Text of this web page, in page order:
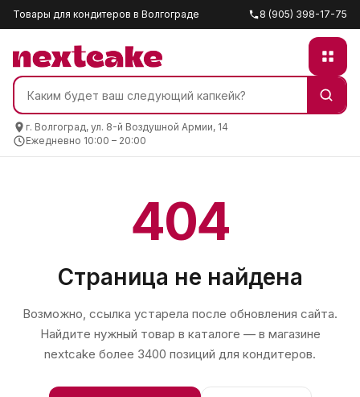
Товары для кондитеров в Волгограде 8 (905) 398-17-75
г. Волгоград, ул. 8-й Воздушной Армии, 14
Ежедневно 10:00 – 20:00
404
Страница не найдена
Возможно, ссылка устарела после обновления сайта.
Найдите нужный товар в каталоге — в магазине
nextcake более 3400 позиций для кондитеров.